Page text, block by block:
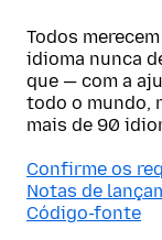
Todos
idioma nunca
que — com a
todo o mundo,
mais de 90
Confirme os
Notas de
Código-fonte